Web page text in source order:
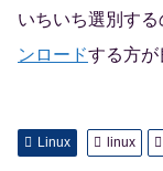
いちいち選別す
ンロードする方が
Linux linux